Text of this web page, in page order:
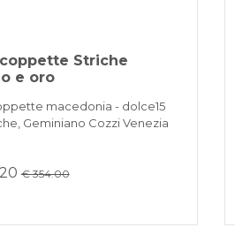
Striche
e oro
macedonia - dolce15
Geminiano Cozzi Venezia
€ 354.00